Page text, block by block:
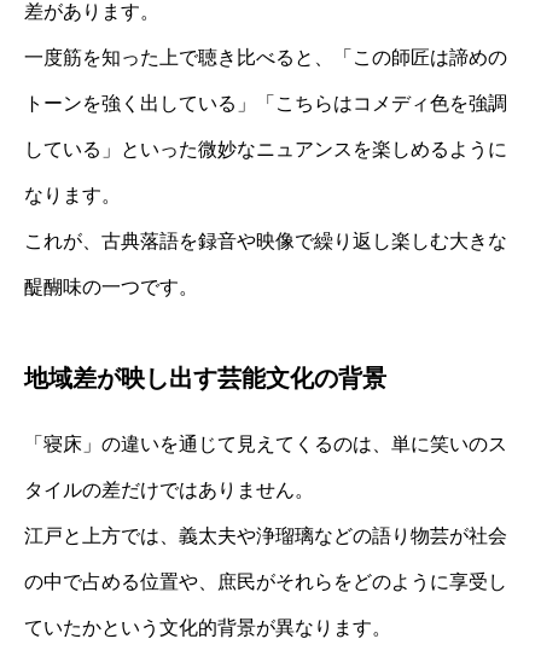
差があります。
一度筋を知った上で聴き比べると、「この師匠は諦めの
トーンを強く出している」「こちらはコメディ色を強調
している」といった微妙なニュアンスを楽しめるように
なります。
これが、古典落語を録音や映像で繰り返し楽しむ大きな
醍醐味の一つです。
地域差が映し出す芸能文化の背景
「寝床」の違いを通じて見えてくるのは、単に笑いのス
タイルの差だけではありません。
江戸と上方では、義太夫や浄瑠璃などの語り物芸が社会
の中で占める位置や、庶民がそれらをどのように享受し
ていたかという文化的背景が異なります。